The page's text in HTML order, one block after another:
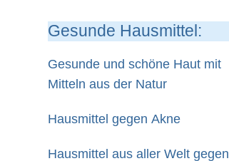
Gesunde Hausmittel:
Gesunde und schöne Haut mit
Mitteln aus der Natur
Hausmittel gegen Akne
Hausmittel aus aller Welt gegen